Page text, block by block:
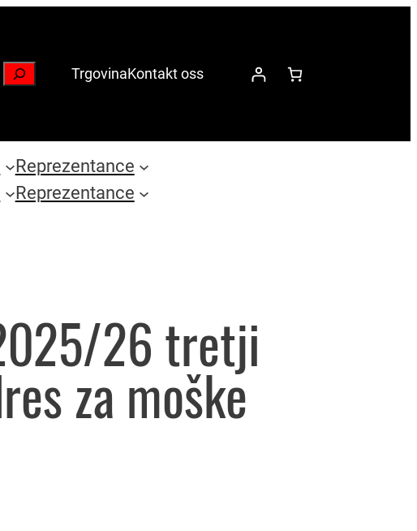
TrgovinaKontakt oss
Reprezentance
Reprezentance
26 tretji
za moške